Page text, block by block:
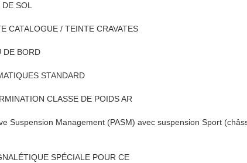
SOL
CATALOGUE / TEINTE CRAVATES
DE BORD
STANDARD
CLASSE DE POIDS AR
Suspension Management (PASM) avec suspension Sport
SPÉCIALE POUR CE